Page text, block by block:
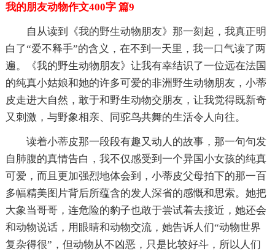
我的朋友动物作文400字 篇9
自从读到《我的野生动物朋友》那一刻起，我真正明
白了“爱不释手”的含义，在不到一天里，我一口气读了两
遍。《我的野生动物朋友》让我有幸结识了一位远在法国
的纯真小姑娘和她的许多可爱的非洲野生动物朋友，小蒂
皮走进大自然，敢于和野生动物交朋友，让我觉得既新奇
又刺激，与野象相亲、同驼鸟共舞的生活令人向往。
读着小蒂皮那一段段有趣又动人的故事，那一句句发
自肺腹的真情告白，我不仅感受到一个异国小女孩的纯真
可爱，而且更加强烈地体会到，小蒂皮父母拍下的那一百
多幅精美图片背后所蕴含的发人深省的感慨和思索。她把
大象当哥哥，连危险的豹子也敢于尝试着去接近，她还会
和动物说话，用眼睛和动物交流，她告诉人们“动物世界
复杂得很”，但动物从不凶恶，只是比较好斗，所以人们